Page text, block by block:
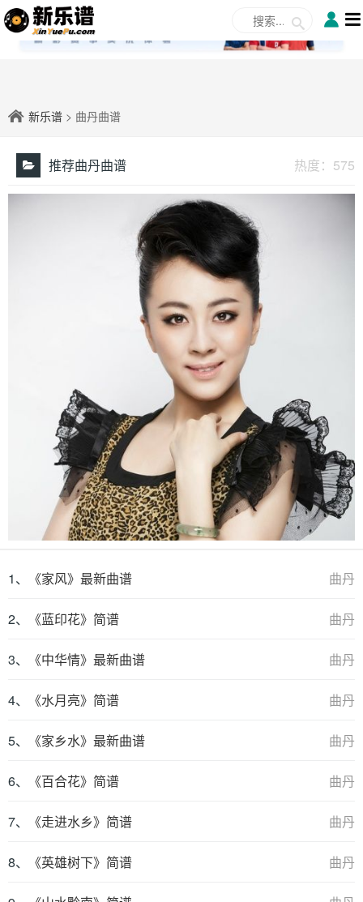
✕
新乐谱 > 曲丹曲谱
推荐曲丹曲谱 热度： 575
曲丹
1、 《家风》最新曲谱
曲丹
2、 《蓝印花》简谱
曲丹
3、 《中华情》最新曲谱
曲丹
4、 《水月亮》简谱
曲丹
5、 《家乡水》最新曲谱
曲丹
6、 《百合花》简谱
曲丹
7、 《走进水乡》简谱
曲丹
8、 《英雄树下》简谱